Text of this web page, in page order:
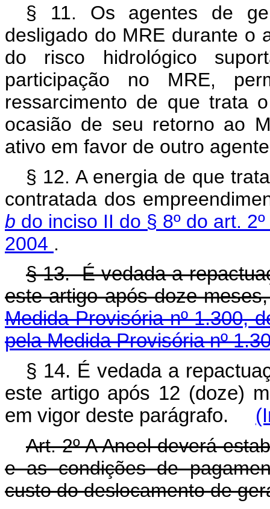
§ 11. Os agentes de
desligado do MRE durante o
do risco hidrológico
participação no MRE,
ressarcimento de que trata
ocasião de seu retorno ao
ativo em favor de outro
§ 12. A energia de que
contratada dos
b do inciso II do § 8º do art.
2004 .
§ 13. É vedada a
este artigo após doze
Medida Provisória nº 1.300,
pela Medida Provisória nº
§ 14. É vedada a
este artigo após 12 (doze)
em vigor deste parágrafo.
Art. 2º A Aneel deverá
e as condições de
custo do deslocamento de